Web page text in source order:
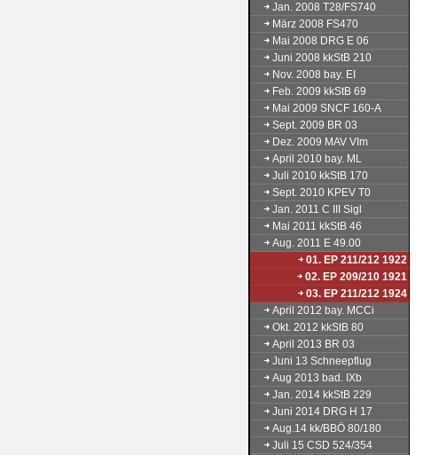
Jan. 2008 T28/FS740
März 2008 FS470
Mai 2008 DRG E 06
Juni 2008 kkStB 210
Nov. 2008 bay. EI
Feb. 2009 kkStB 69
Mai 2009 SNCF 160-A
Sept. 2009 BR 03
Dez. 2009 MAV VIm
April 2010 bay. ML
Juli 2010 kkStB 170
Sept. 2010 KPEV T0
Jan. 2011 C III Sigl
Mai 2011 kkStB 46
Aug. 2011 E 49.00
01. EP 211/212 1922
02. EP 209/210 1921
03. EP 211/212 1924
April 2012 bay. MCCi
Okt. 2012 kkStB 80
April 2013 BR 03
Juni 13 Schneepflug
Aug 2013 bad. IXb
Jan. 2014 kkStB 229
Juni 2014 DRG H 17
Aug.14 kk/BBÖ 80/180
Juli 15 CSD 524/354